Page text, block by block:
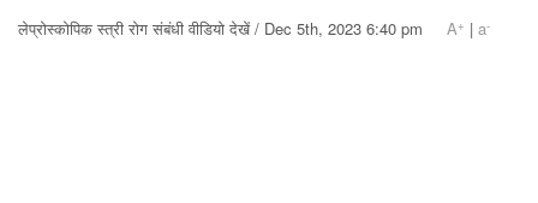
लेप्रोस्कोपिक स्त्री रोग संबंधी वीडियो देखें / Dec 5th, 2023 6:40 pm A+ | a-